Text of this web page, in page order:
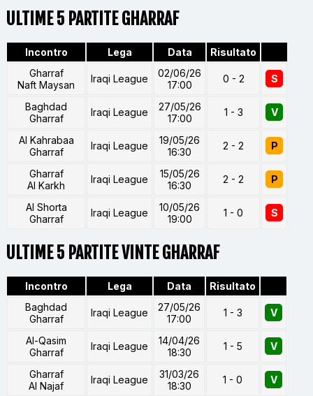
ULTIME 5 PARTITE GHARRAF
Incontro Lega Data
Risultato
Gharraf
Naft Maysan
Iraqi League
02/06/26
17:00
0 - 2 S
Baghdad
Gharraf
Iraqi League
27/05/26
17:00
1 - 3 V
Al Kahrabaa
Gharraf
Iraqi League
19/05/26
16:30
2 - 2 P
Gharraf
Al Karkh
Iraqi League
15/05/26
16:30
2 - 2 P
Al Shorta
Gharraf
Iraqi League
10/05/26
19:00
1 - 0 S
ULTIME 5 PARTITE VINTE GHARRAF
Incontro Lega Data
Risultato
Baghdad
Gharraf
Iraqi League
27/05/26
17:00
1 - 3 V
Al-Qasim
Gharraf
Iraqi League
14/04/26
18:30
1 - 5 V
Gharraf
Al Najaf
Iraqi League
31/03/26
18:30
1 - 0 V